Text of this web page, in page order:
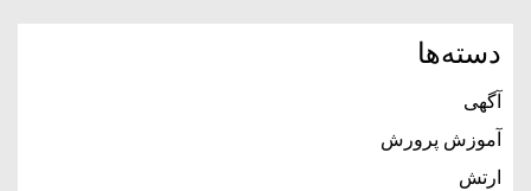
دسته‌ها
آگهی
آموزش پرورش
ارتش